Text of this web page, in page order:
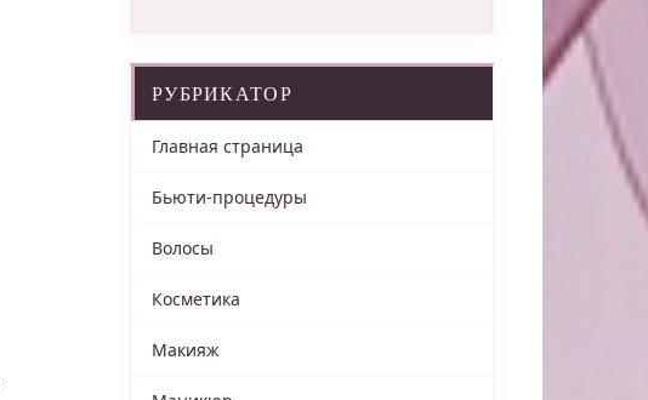
РУБРИКАТОР
Главная страница
Бьюти-процедуры
Волосы
Косметика
Макияж